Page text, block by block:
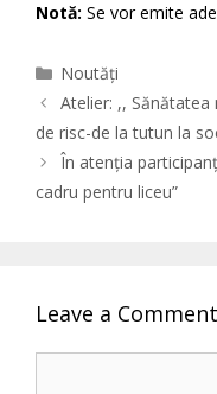
Notă: Se vor emite
Categories
Noutăți
Atelier: ,,
de risc-de la tutun la
În atenția
cadru pentru liceu”
Leave a Comment